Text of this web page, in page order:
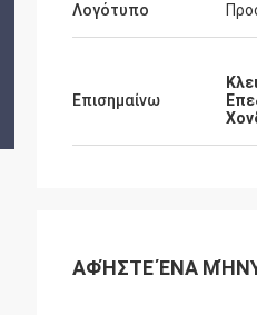
Λογότυπο
Επισημαίνω
ΑΦΉΣΤΕ ΈΝΑ